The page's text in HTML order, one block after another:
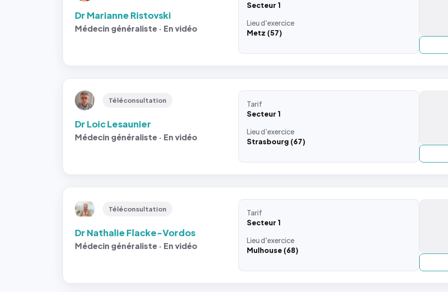
Dr Marianne Ristovski
Médecin généraliste · En vidéo
Secteur 1
Lieud'exercice
Metz (57)
Téléconsultation
Dr Loic Lesaunier
Médecin généraliste · En vidéo
Tarif
Secteur 1
Lieud'exercice
Strasbourg (67)
Téléconsultation
Dr Nathalie Flacke-Vordos
Médecin généraliste · En vidéo
Tarif
Secteur 1
Lieud'exercice
Mulhouse (68)